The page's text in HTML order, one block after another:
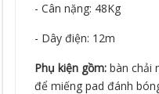
- Cân nặng: 48Kg
- Dây điện: 12m
Phụ kiện gồm: bàn chải
để miếng pad đánh